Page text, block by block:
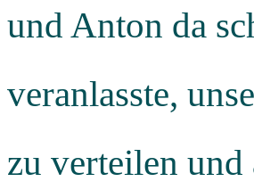
und Anton da
veranlasste,
zu verteilen und